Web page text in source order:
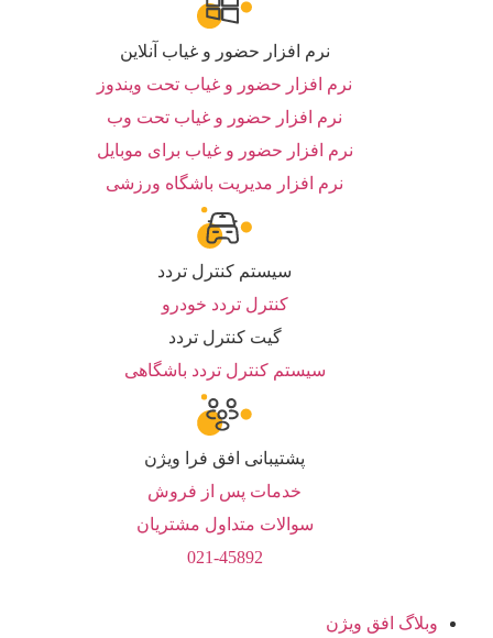
نرم افزار حضور و غیاب آنلاین
نرم افزار حضور و غیاب تحت ویندوز
نرم افزار حضور و غیاب تحت وب
نرم افزار حضور و غیاب برای موبایل
نرم افزار مدیریت باشگاه ورزشی
سیستم کنترل تردد
کنترل تردد خودرو
گیت کنترل تردد
سیستم کنترل تردد باشگاهی
پشتیبانی افق فرا ویژن
خدمات پس از فروش
سوالات متداول مشتریان
021-45892
وبلاگ افق ویژن